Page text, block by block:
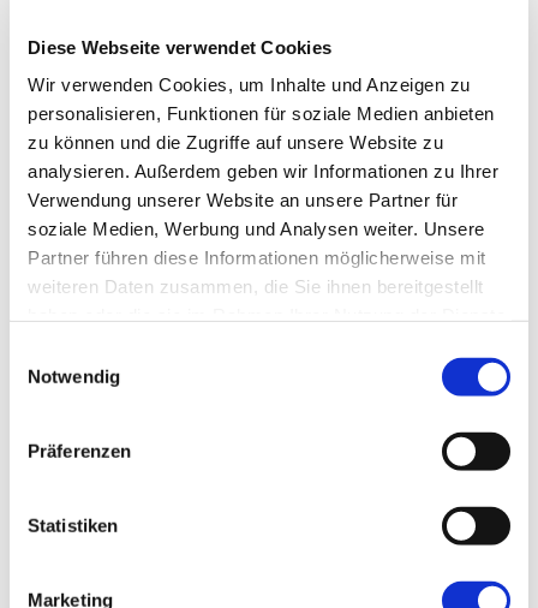
Diese Webseite verwendet Cookies
Wir verwenden Cookies, um Inhalte und Anzeigen zu
personalisieren, Funktionen für soziale Medien anbieten
zu können und die Zugriffe auf unsere Website zu
analysieren. Außerdem geben wir Informationen zu Ihrer
Verwendung unserer Website an unsere Partner für
soziale Medien, Werbung und Analysen weiter. Unsere
Partner führen diese Informationen möglicherweise mit
weiteren Daten zusammen, die Sie ihnen bereitgestellt
Notwendig
Präferenzen
Statistiken
Marketing
August 2025
Juli 2025
Juni 2025
Mai 2025
April 2025
März 2025
Februar 2025
November 2024